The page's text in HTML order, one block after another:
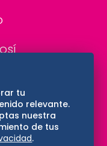
tu
relevante.
nuestra
de tus
.